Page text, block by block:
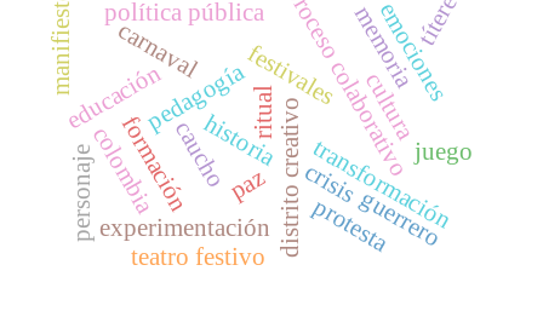
historia
festivales
distrito creativo
pedagogía
caucho crisis
formación
experimentación
proceso colaborativo
transformación
educación cultura
teatro festivo
carnaval
personaje juego
memoria
colombia
protesta
paz
política pública
manifiesto
ritual
emociones
títere
guerrero